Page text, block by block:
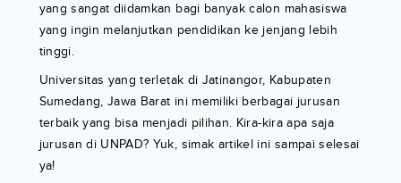
yang sangat diidamkan bagi banyak calon mahasiswa
yang ingin melanjutkan pendidikan ke jenjang lebih
tinggi.
Universitas yang terletak di Jatinangor, Kabupaten
Sumedang, Jawa Barat ini memiliki berbagai jurusan
terbaik yang bisa menjadi pilihan. Kira-kira apa saja
jurusan di UNPAD? Yuk, simak artikel ini sampai selesai
ya!